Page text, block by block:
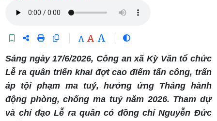
A A A
Sáng ngày 17/6/2026, Công an xã Kỳ Văn tổ chức
Lễ ra quân triển khai đợt cao điểm tấn công, trấn
áp tội phạm ma tuý, hưởng ứng Tháng hành
động phòng, chống ma tuý năm 2026. Tham dự
và chỉ đạo Lễ ra quân có đồng chí Nguyễn Đức